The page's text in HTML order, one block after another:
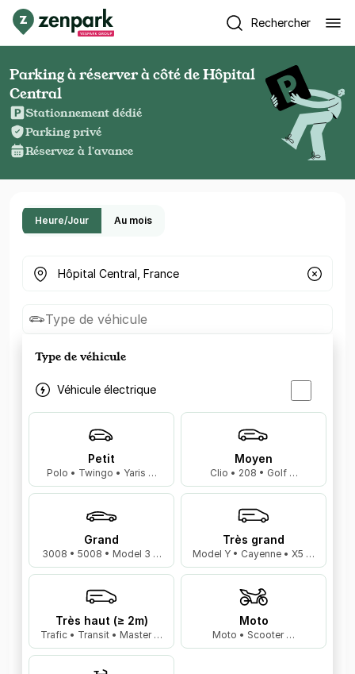
Rechercher
Parking à réserver à côté de Hôpital
Central
Stationnement dédié
Parking privé
Réservez à l'avance
Heure/Jour Au mois
Où cherchez-vous un parking ?
Type de véhicule
Type de véhicule
Véhicule électrique
Petit
Polo • Twingo • Yaris …
Moyen
Clio • 208 • Golf …
Grand
3008 • 5008 • Model 3 …
Très grand
Model Y • Cayenne • X5 …
Très haut (≥ 2m)
Trafic • Transit • Master …
Moto
Moto • Scooter …